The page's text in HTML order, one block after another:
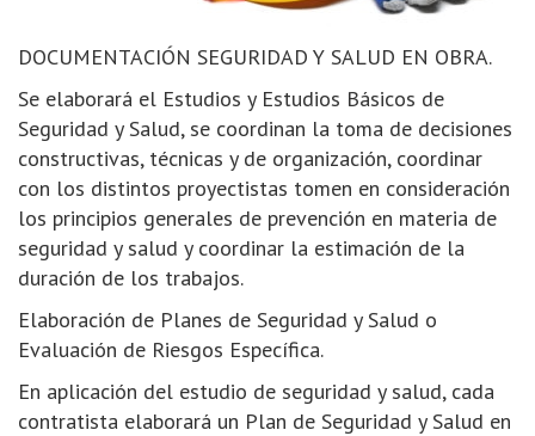
DOCUMENTACIÓN SEGURIDAD Y SALUD EN OBRA.
Se elaborará el Estudios y Estudios Básicos de
Seguridad y Salud, se coordinan la toma de decisiones
constructivas, técnicas y de organización, coordinar
con los distintos proyectistas tomen en consideración
los principios generales de prevención en materia de
seguridad y salud y coordinar la estimación de la
duración de los trabajos.
Elaboración de Planes de Seguridad y Salud o
Evaluación de Riesgos Específica.
En aplicación del estudio de seguridad y salud, cada
contratista elaborará un Plan de Seguridad y Salud en